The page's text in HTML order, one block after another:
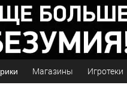
Магазины Игротеки